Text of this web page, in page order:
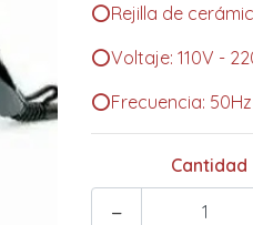
⭕Rejilla de
⭕Voltaje: 110V -
⭕Frecuencia: 50Hz
Cantidad
-